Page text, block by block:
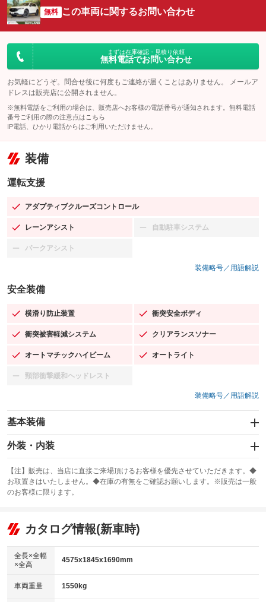
無料 この車両に関するお問い合わせ
まずは在庫確認・見積り依頼
無料電話でお問い合わせ
お気軽にどうぞ。問合せ後に何度もご連絡が届くことはありません。 メールア
ドレスは販売店に公開されません。
※無料電話をご利用の場合は、販売店へお客様の電話番号が通知されます。無料電話
番号ご利用の際の注意点は こちら
IP電話、ひかり電話からはご利用いただけません。
装備
運転支援
アダプティブクルーズコントロール
：装備あり
レーンアシスト
：装備あり 自動駐車システム
：装備なし
パークアシスト
：装備なし
装備略号／用語解説
安全装備
横滑り防止装置
：装備あり 衝突安全ボディ
：装備あり
衝突被害軽減システム
：装備あり クリアランスソナー
：装備あり
オートマチックハイビーム
：装備あり オートライト
：装備あり
頸部衝撃緩和ヘッドレスト
：装備なし
装備略号／用語解説
基本装備
エアバッグ：運転席/助手席/サイド
：装備あり
：装備なし
サンルーフ
：装備なし ABS
リフトアップ
：装備なし
：装備なし
パワーウィンドウ
アイドリングストップ
：装備あり
外装・内装
カーナビ：SDナビ
：装備あり
TV：フルセグ
：装備あり
ビジュアル
：装備なし
：装備あり
革シート
キーレス
【注】販売は、当店に直接ご来場頂けるお客様を優先させていただきます。◆
お取置きはいたしません。◆在庫の有無をご確認お願いします。※販売は一般
のお客様に限ります。
カタログ情報(新車時)
全長×全幅
×全高
4575x1845x1690mm
車両重量 1550kg